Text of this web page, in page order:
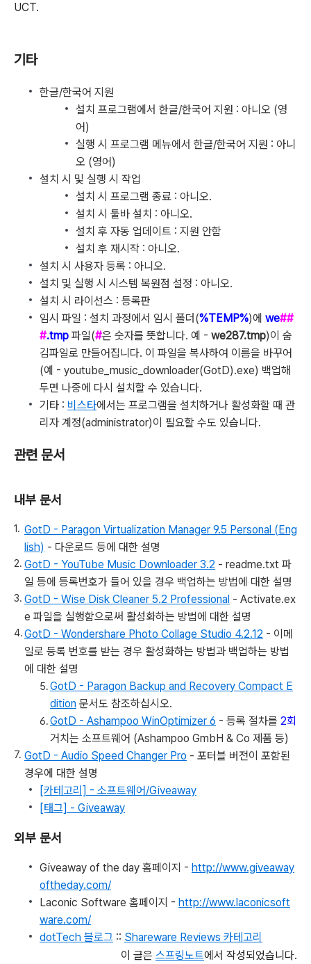
UCT.
기타
한글/한국어 지원
설치 프로그램에서 한글/한국어 지원 : 아니오 (영
어)
실행 시 프로그램 메뉴에서 한글/한국어 지원 : 아니
오 (영어)
설치 시 및 실행 시 작업
설치 시 프로그램 종료 : 아니오.
설치 시 툴바 설치 : 아니오.
설치 후 자동 업데이트 : 지원 안함
설치 후 재시작 : 아니오.
설치 시 사용자 등록 : 아니오.
설치 및 실행 시 시스템 복원점 설정 : 아니오.
설치 시 라이선스 : 등록판
임시 파일 : 설치 과정에서 임시 폴더(%TEMP%)에 we##
#.tmp 파일(#은 숫자를 뜻합니다. 예 - we287.tmp)이 숨
김파일로 만들어집니다. 이 파일을 복사하여 이름을 바꾸어
(예 - youtube_music_downloader(GotD).exe) 백업해
두면 나중에 다시 설치할 수 있습니다.
기타 : 비스타에서는 프로그램을 설치하거나 활성화할 때 관
리자 계정(administrator)이 필요할 수도 있습니다.
관련 문서
내부 문서
GotD - Paragon Virtualization Manager 9.5 Personal (Eng
lish) - 다운로드 등에 대한 설명
GotD - YouTube Music Downloader 3.2 - readme.txt 파
일 등에 등록번호가 들어 있을 경우 백업하는 방법에 대한 설명
GotD - Wise Disk Cleaner 5.2 Professional - Activate.ex
e 파일을 실행함으로써 활성화하는 방법에 대한 설명
GotD - Wondershare Photo Collage Studio 4.2.12 - 이메
일로 등록 번호를 받는 경우 활성화하는 방법과 백업하는 방법
에 대한 설명
GotD - Paragon Backup and Recovery Compact E
dition 문서도 참조하십시오.
GotD - Ashampoo WinOptimizer 6 - 등록 절차를 2회
거치는 소프트웨어 (Ashampoo GmbH & Co 제품 등)
GotD - Audio Speed Changer Pro - 포터블 버전이 포함된
경우에 대한 설명
[카테고리] - 소프트웨어/Giveaway
[태그] - Giveaway
외부 문서
Giveaway of the day 홈페이지 - http://www.giveaway
oftheday.com/
Laconic Software 홈페이지 - http://www.laconicsoft
ware.com/
dotTech 블로그 :: Shareware Reviews 카테고리
이 글은 스프링노트에서 작성되었습니다.